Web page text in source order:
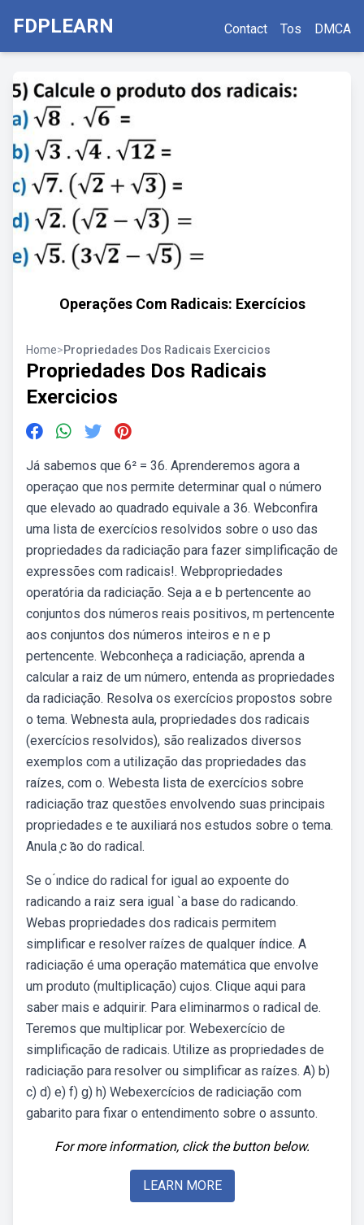
FDPLEARN Contact Tos DMCA
Operações Com Radicais: Exercícios
Home>Propriedades Dos Radicais Exercicios
Propriedades Dos Radicais
Exercicios
Já sabemos que 6² = 36. Aprenderemos agora a
operaçao que nos permite determinar qual o número
que elevado ao quadrado equivale a 36. Webconfira
uma lista de exercícios resolvidos sobre o uso das
propriedades da radiciação para fazer simplificação de
expressões com radicais!. Webpropriedades
operatória da radiciação. Seja a e b pertencente ao
conjuntos dos números reais positivos, m pertencente
aos conjuntos dos números inteiros e n e p
pertencente. Webconheça a radiciação, aprenda a
calcular a raiz de um número, entenda as propriedades
da radiciação. Resolva os exercícios propostos sobre
o tema. Webnesta aula, propriedades dos radicais
(exercícios resolvidos), são realizados diversos
exemplos com a utilização das propriedades das
raízes, com o. Webesta lista de exercícios sobre
radiciação traz questões envolvendo suas principais
propriedades e te auxiliará nos estudos sobre o tema.
Anula ̧c ̃ao do radical.
Se o ́ındice do radical for igual ao expoente do
radicando a raiz sera igual `a base do radicando.
Webas propriedades dos radicais permitem
simplificar e resolver raízes de qualquer índice. A
radiciação é uma operação matemática que envolve
um produto (multiplicação) cujos. Clique aqui para
saber mais e adquirir. Para eliminarmos o radical de.
Teremos que multiplicar por. Webexercício de
simplificação de radicais. Utilize as propriedades de
radiciação para resolver ou simplificar as raízes. A) b)
c) d) e) f) g) h) Webexercícios de radiciação com
gabarito para fixar o entendimento sobre o assunto.
For more information, click the button below.
LEARN MORE